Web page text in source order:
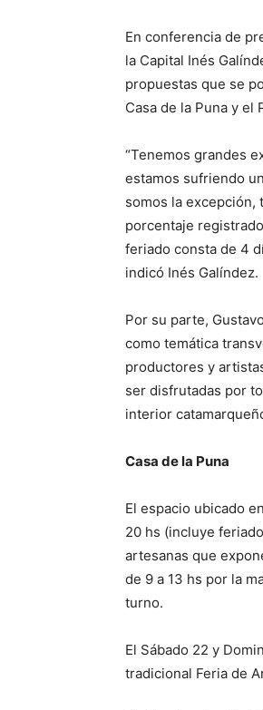
En conferencia de
la Capital Inés
propuestas que se
Casa de la Puna y el
“Tenemos grandes
estamos sufriendo
somos la excepción,
porcentaje
feriado consta de 4
indicó Inés Galíndez.
Por su parte,
como temática
productores y
ser disfrutadas por
interior
Casa de la Puna
El espacio ubicado
20 hs (incluye
artesanas que
de 9 a 13 hs por la
turno.
El Sábado 22 y
tradicional Feria de